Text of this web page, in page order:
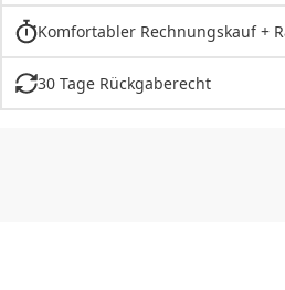
Komfortabler Rechnungskauf +
30 Tage Rückgaberecht